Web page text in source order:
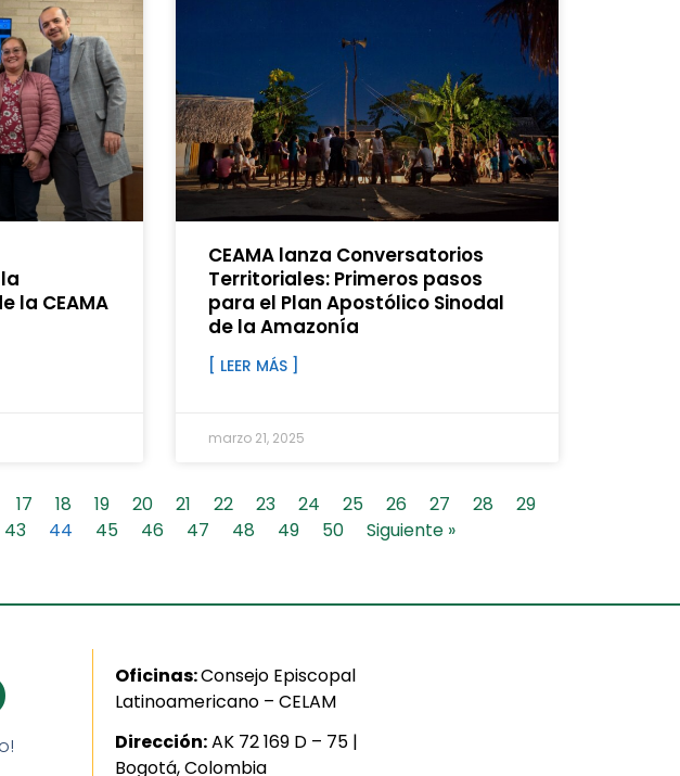
la CEAMA
CEAMA lanza Conversatorios
Territoriales: Primeros pasos
para el Plan Apostólico Sinodal
de la Amazonía
[ LEER MÁS ]
marzo 21, 2025
17 18 19 20 21 22 23 24 25 26 27 28
29
43 44 45 46 47 48 49 50 Siguiente »
Oficinas:Consejo Episcopal
Latinoamericano – CELAM
Dirección:AK 72 169 D – 75 |
Bogotá, Colombia